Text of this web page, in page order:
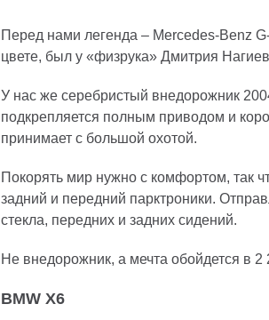
Перед нами легенда – Mercedes-Benz
цвете, был у «физрука» Дмитрия
У нас же серебристый внедорожник
подкрепляется полным приводом и
принимает с большой охотой.
Покорять мир нужно с комфортом, так
задний и передний парктроники.
стекла, передних и задних сидений.
Не внедорожник, а мечта обойдется в 2
BMW X6